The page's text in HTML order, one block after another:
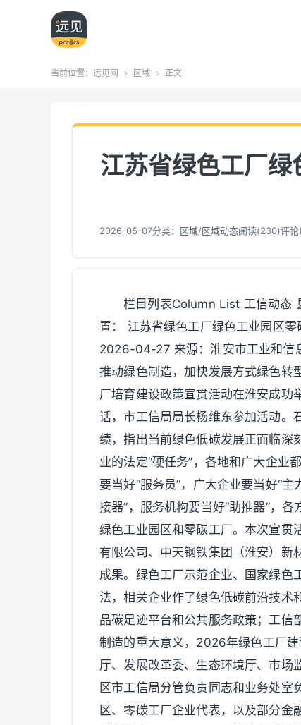
当前位置： 远见网  区域  正文
江苏省绿色工厂
2026-05-07分类： 区域/区域动态阅读(231)评论
栏目列表Column List 工信动态
置： 江苏省绿色工厂绿色工业园区
2026-04-27 来源：淮安市工业和信
推动绿色制造，加快发展方式绿色
厂培育建设政策宣贯活动在淮安成功
话，市工信局局长杨维东参加活动。
绩，指出当前绿色低碳发展正面临深
业的法定“硬任务”，各地和广大企业
要当好“服务员”，广大企业要当好“
接器”，服务机构要当好“助推器”，
绿色工业园区和零碳工厂。本次宣贯
有限公司、中天钢铁集团（淮安）新
成果。绿色工厂示范企业、国家绿色
法，相关企业作了绿色低碳前沿技术
品碳足迹平台和公共服务政策；工信
制造的重大意义，2026年绿色工厂
厅、发展改革委、生态环境厅、市场
区市工信局分管负责同志和业务处
区、零碳工厂企业代表，以及部分金